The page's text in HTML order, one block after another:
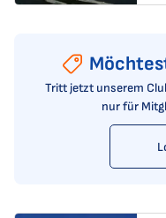
Tritt jetzt unserem
nur für